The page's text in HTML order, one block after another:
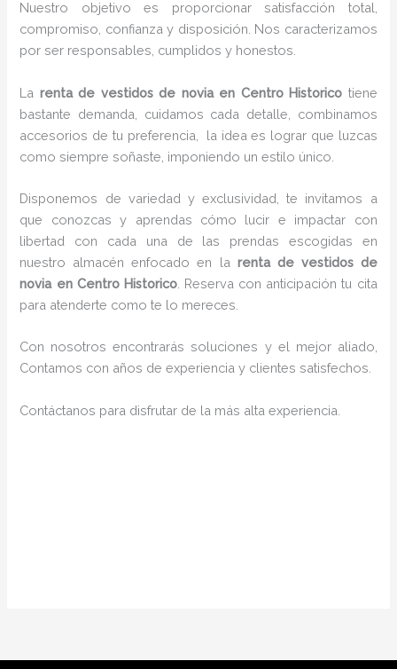
Nuestro objetivo es proporcionar satisfacción total,
compromiso, confianza y disposición. Nos caracterizamos
por ser responsables, cumplidos y honestos.
La renta de vestidos de novia en Centro Historico tiene
bastante demanda, cuidamos cada detalle, combinamos
accesorios de tu preferencia, la idea es lograr que luzcas
como siempre soñaste, imponiendo un estilo único.
Disponemos de variedad y exclusividad, te invitamos a
que conozcas y aprendas cómo lucir e impactar con
libertad con cada una de las prendas escogidas en
nuestro almacén enfocado en la renta de vestidos de
novia en Centro Historico. Reserva con anticipación tu cita
para atenderte como te lo mereces.
Con nosotros encontrarás soluciones y el mejor aliado,
Contamos con años de experiencia y clientes satisfechos.
Contáctanos para disfrutar de la más alta experiencia.